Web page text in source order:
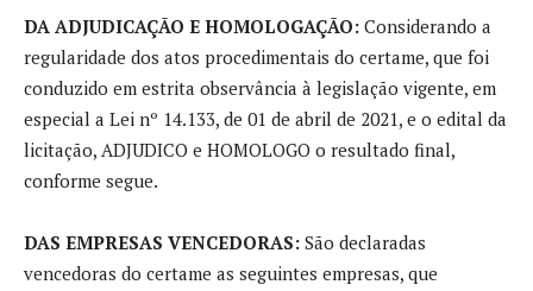
DA ADJUDICAÇÃO E HOMOLOGAÇÃO: Considerando a
regularidade dos atos procedimentais do certame, que foi
conduzido em estrita observância à legislação vigente, em
especial a Lei nº 14.133, de 01 de abril de 2021, e o edital da
licitação, ADJUDICO e HOMOLOGO o resultado final,
conforme segue.
DAS EMPRESAS VENCEDORAS: São declaradas
vencedoras do certame as seguintes empresas, que